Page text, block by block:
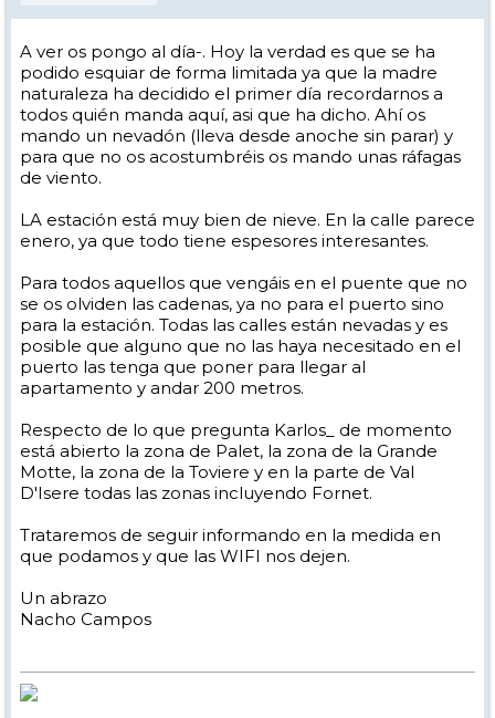
A ver os pongo al día-. Hoy la verdad es que se ha
podido esquiar de forma limitada ya que la madre
naturaleza ha decidido el primer día recordarnos a
todos quién manda aquí, asi que ha dicho. Ahí os
mando un nevadón (lleva desde anoche sin parar) y
para que no os acostumbréis os mando unas ráfagas
de viento.
LA estación está muy bien de nieve. En la calle parece
enero, ya que todo tiene espesores interesantes.
Para todos aquellos que vengáis en el puente que no
se os olviden las cadenas, ya no para el puerto sino
para la estación. Todas las calles están nevadas y es
posible que alguno que no las haya necesitado en el
puerto las tenga que poner para llegar al
apartamento y andar 200 metros.
Respecto de lo que pregunta Karlos_ de momento
está abierto la zona de Palet, la zona de la Grande
Motte, la zona de la Toviere y en la parte de Val
D'Isere todas las zonas incluyendo Fornet.
Trataremos de seguir informando en la medida en
que podamos y que las WIFI nos dejen.
Un abrazo
Nacho Campos